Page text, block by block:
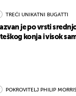
TREĆI UNIKATNI BUGATTI
je po vrsti
konja i visok
POKROVITELJ PHILIP